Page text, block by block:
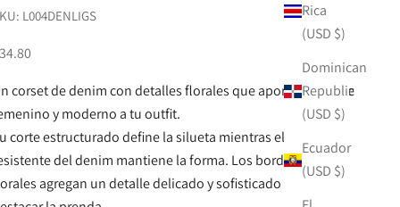
Rica
(USD $)
Dominican
Republic
(USD $)
Ecuador
(USD $)
L004DENLIGS
price
corset de denim con detalles florales que aporta un toque
y moderno a tu outfit.
corte estructurado define la silueta mientras el tejido
del denim mantiene la forma. Los bordados
agregan un detalle delicado y sofisticado que hace